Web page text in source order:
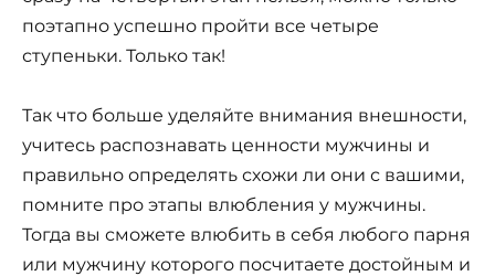
поэтапно успешно пройти все четыре
ступеньки. Только так!
Так что больше уделяйте внимания внешности,
учитесь распознавать ценности мужчины и
правильно определять схожи ли они с вашими,
помните про этапы влюбления у мужчины.
Тогда вы сможете влюбить в себя любого парня
или мужчину которого посчитаете достойным и